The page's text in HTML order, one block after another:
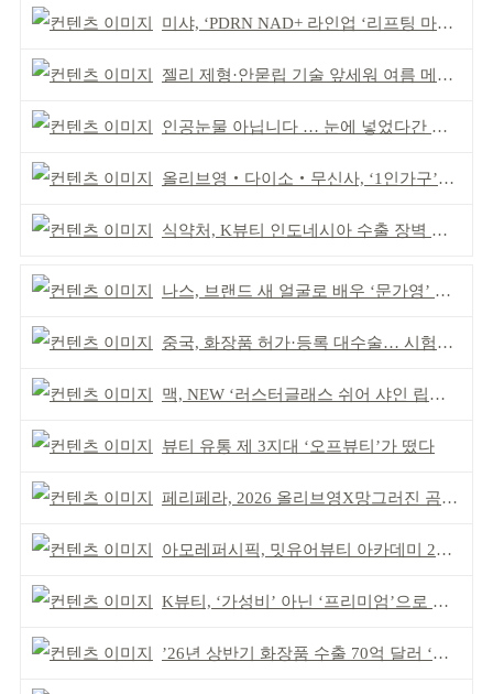
미샤, ‘PDRN NAD+ 라인업 ‘리프팅 마스크’ 출시
젤리 제형·안묻립 기술 앞세워 여름 메이크업 시장 공략
인공눈물 아닙니다 … 눈에 넣었다간 각막 손상
올리브영‧다이소‧무신사, ‘1인가구’가 이끈다
식약처, K뷰티 인도네시아 수출 장벽 완화 성과
나스, 브랜드 새 얼굴로 배우 ‘문가영’ 발탁
중국, 화장품 허가·등록 대수술… 시험자료 공용 허용
맥, NEW ‘러스터글래스 쉬어 샤인 립스틱’ 출시
뷰티 유통 제 3지대 ‘오프뷰티’가 떴다
페리페라, 2026 올리브영X망그러진 곰 콜라보
아모레퍼시픽, 밋유어뷰티 아카데미 2기 발대식
K뷰티, ‘가성비’ 아닌 ‘프리미엄’으로 승부걸어야
’26년 상반기 화장품 수출 70억 달러 ‘역대 최고’